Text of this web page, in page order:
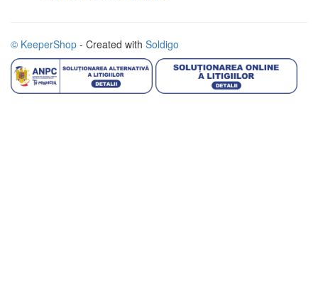
© KeeperShop - Created with Soldigo